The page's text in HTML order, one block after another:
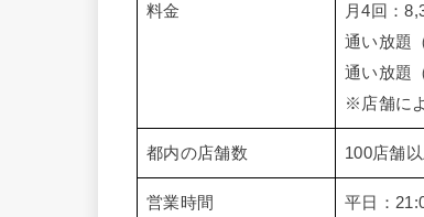
料金
月4回：
通い放題
通い放題
※店舗に
都内の店舗数 100店舗以
営業時間
平日：